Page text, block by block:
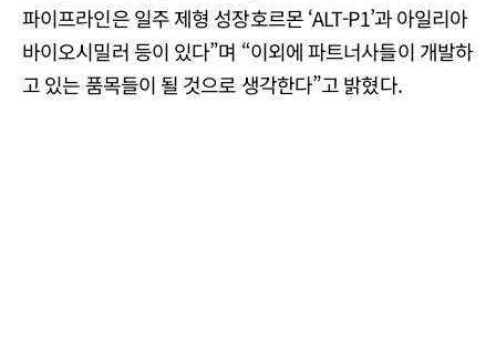
파이프라인은 일주 제형 성장호르몬 ‘ALT-P1’과 아일리아
바이오시밀러 등이 있다”며 “이외에 파트너사들이 개발하
고 있는 품목들이 될 것으로 생각한다”고 밝혔다.